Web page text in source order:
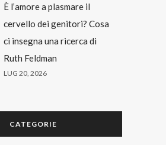
È l’amore a plasmare il
cervello dei genitori? Cosa
ci insegna una ricerca di
Ruth Feldman
LUG 20, 2026
CATEGORIE